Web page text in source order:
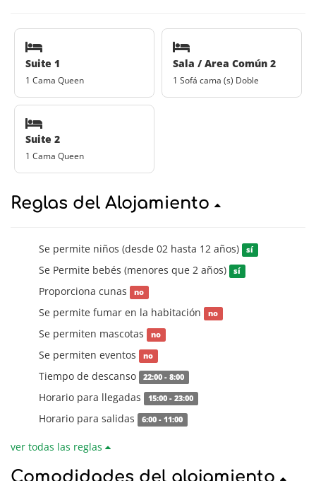
Suite 1
1 Cama Queen
Sala / Area Común 2
1 Sofá cama (s) Doble
Suite 2
1 Cama Queen
Reglas del Alojamiento
Se permite niños (desde 02 hasta 12 años) sí
Se Permite bebés (menores que 2 años) sí
Proporciona cunas no
Se permite fumar en la habitación no
Se permiten mascotas no
Se permiten eventos no
Tiempo de descanso 22:00 - 8:00
Horario para llegadas 15:00 - 23:00
Horario para salidas 6:00 - 11:00
ver todas las reglas
Comodidades del alojamiento